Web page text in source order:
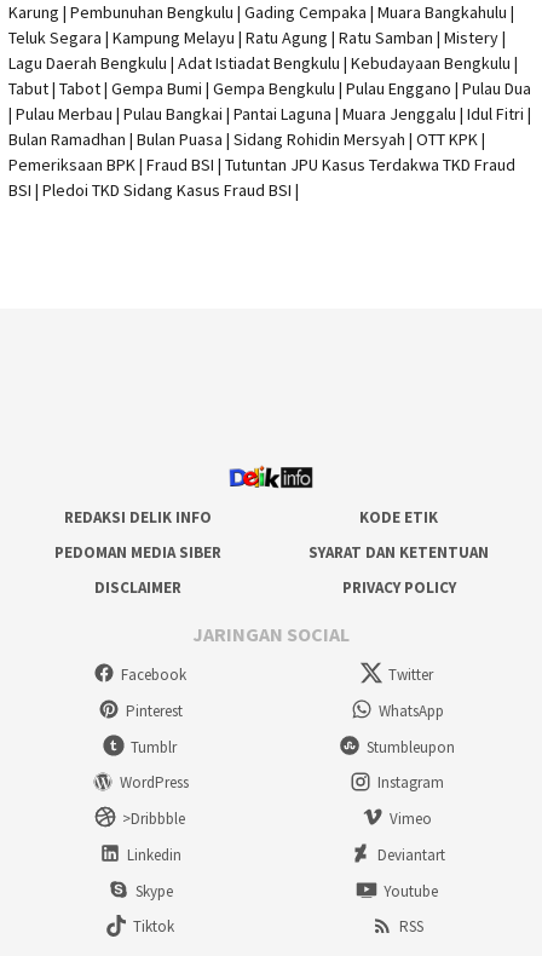
Karung | Pembunuhan Bengkulu | Gading Cempaka | Muara Bangkahulu |
Teluk Segara | Kampung Melayu | Ratu Agung | Ratu Samban | Mistery |
Lagu Daerah Bengkulu | Adat Istiadat Bengkulu | Kebudayaan Bengkulu |
Tabut | Tabot | Gempa Bumi | Gempa Bengkulu | Pulau Enggano | Pulau Dua
| Pulau Merbau | Pulau Bangkai | Pantai Laguna | Muara Jenggalu | Idul Fitri |
Bulan Ramadhan | Bulan Puasa | Sidang Rohidin Mersyah | OTT KPK|
Pemeriksaan BPK | Fraud BSI | Tutuntan JPU Kasus Terdakwa TKD Fraud
BSI | Pledoi TKD Sidang Kasus Fraud BSI |
REDAKSI DELIK INFO
KODE ETIK
PEDOMAN MEDIA SIBER
SYARAT DAN KETENTUAN
DISCLAIMER
PRIVACY POLICY
JARINGAN SOCIAL
Facebook
Twitter
Pinterest
WhatsApp
Tumblr
Stumbleupon
WordPress
Instagram
>Dribbble
Vimeo
Linkedin
Deviantart
Skype
Youtube
Tiktok
RSS